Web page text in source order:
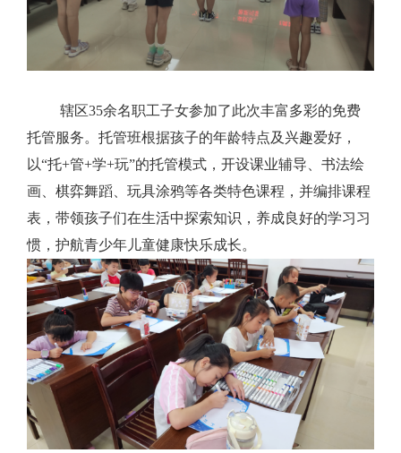
辖区35余名职工子女参加了此次丰富多彩的免费
托管服务。托管班根据孩子的年龄特点及兴趣爱好，
以“托+管+学+玩”的托管模式，开设课业辅导、书法绘
画、棋弈舞蹈、玩具涂鸦等各类特色课程，并编排课程
表，带领孩子们在生活中探索知识，养成良好的学习习
惯，护航青少年儿童健康快乐成长。